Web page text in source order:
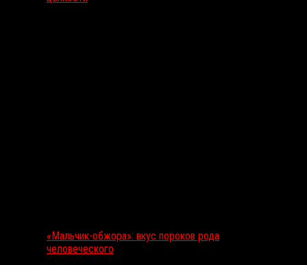
«Мальчик-обжора»: вкус пороков рода
человеческого